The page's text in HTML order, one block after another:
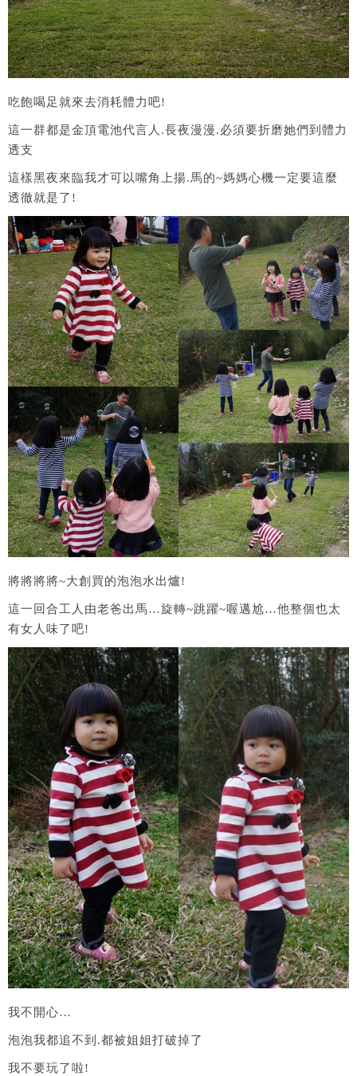
吃飽喝足就來去消耗體力吧!
這一群都是金頂電池代言人.長夜漫漫.必須要折磨她們到體力
透支
這樣黑夜來臨我才可以嘴角上揚.馬的~媽媽心機一定要這麼
透徹就是了!
將將將將~大創買的泡泡水出爐!
這一回合工人由老爸出馬…旋轉~跳躍~喔邁尬…他整個也太
有女人味了吧!
我不開心…
泡泡我都追不到.都被姐姐打破掉了
我不要玩了啦!